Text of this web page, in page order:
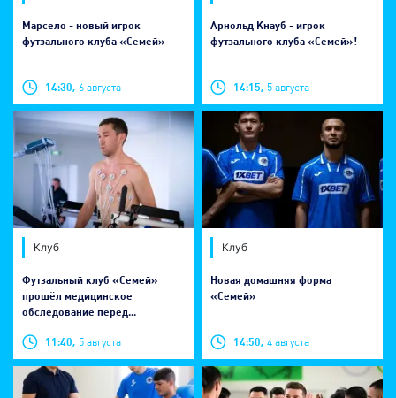
Марсело - новый игрок
футзального клуба «Семей»
14:30, 6 августа
Арнольд Кнауб - игрок
футзального клуба «Семей»!
14:15, 5 августа
Клуб
Футзальный клуб «Семей»
прошёл медицинское
обследование перед...
11:40, 5 августа
Клуб
Новая домашняя форма
«Семей»
14:50, 4 августа